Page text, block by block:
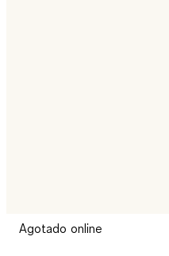
Agotado online